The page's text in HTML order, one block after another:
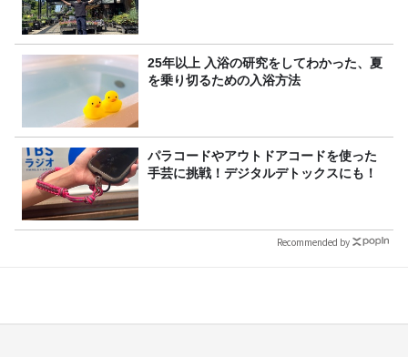
25年以上 入浴の研究をしてわかった、夏
を乗り切るための入浴方法
パラコードやアウトドアコードを使った
手芸に挑戦！デジタルデトックスにも！
Recommended by